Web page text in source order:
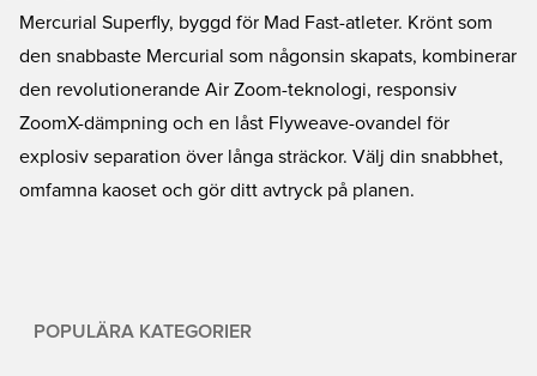
Mercurial Superfly, byggd för Mad Fast-atleter. Krönt som
den snabbaste Mercurial som någonsin skapats, kombinerar
den revolutionerande Air Zoom-teknologi, responsiv
ZoomX-dämpning och en låst Flyweave-ovandel för
explosiv separation över långa sträckor. Välj din snabbhet,
omfamna kaoset och gör ditt avtryck på planen.
POPULÄRA KATEGORIER